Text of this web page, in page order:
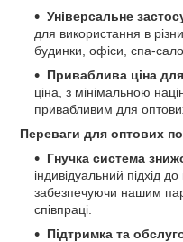
Універсальне
для використання в
будинки, офіси, спа-
Приваблива ціна
ціна, з мінімальною
привабливим для
Переваги для оптових
Гнучка система
індивідуальний підхід
забезпечуючи нашим
співпраці.
Підтримка та